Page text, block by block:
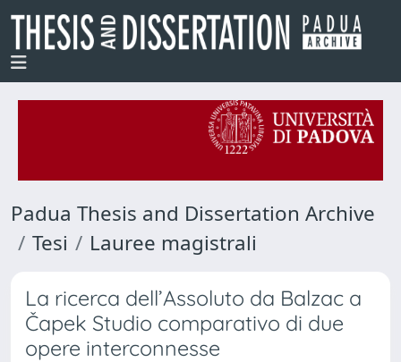
Padua Thesis and Dissertation Archive
Tesi
Lauree magistrali
La ricerca dell’Assoluto da Balzac a
Čapek Studio comparativo di due
opere interconnesse